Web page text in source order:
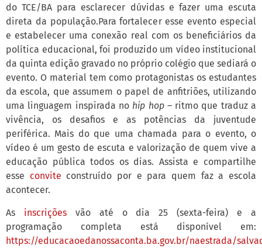
do TCE/BA para esclarecer dúvidas e fazer uma escuta
direta da população.Para fortalecer esse evento especial
e estabelecer uma conexão real com os beneficiários da
política educacional, foi produzido um vídeo institucional
da quinta edição gravado no próprio colégio que sediará o
evento. O material tem como protagonistas os estudantes
da escola, que assumem o papel de anfitriões, utilizando
uma linguagem inspirada no hip hop– ritmo que traduz a
vivência, os desafios e as potências da juventude
periférica. Mais do que uma chamada para o evento, o
vídeo é um gesto de escuta e valorização de quem vive a
educação pública todos os dias. Assista e compartilhe
esse convite construído por e para quem faz a escola
acontecer.
As inscriçõesvão até o dia 25 (sexta-feira) e a
programação completa está disponível em:
https://educacaoedanossaconta.ba.gov.br/naestrada/